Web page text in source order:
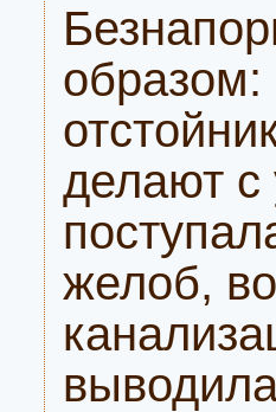
образом:
делают с
желоб,